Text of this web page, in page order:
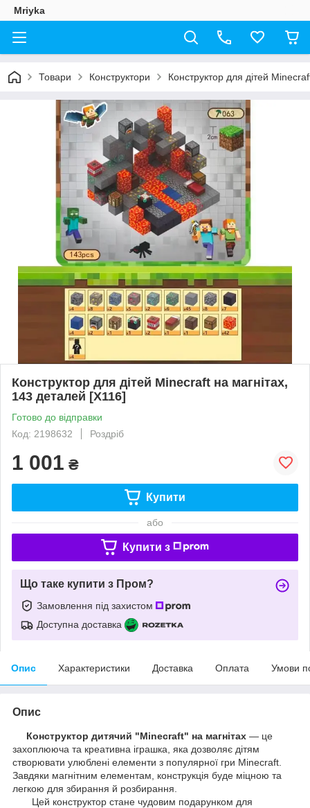
Mriyka
Товари Конструктори Конструктор для дітей
Конструктор для дітей Minecraft на магнітах,
143 деталей [X116]
Готово до відправки
Код: 2198632
Роздріб
1 001 ₴
Купити
або
Купити з
Що таке купити з Пром?
Замовлення під захистом
Доступна доставка
Опис Характеристики Доставка Оплата Умови
Опис
Конструктор дитячий "Minecraft" на магнітах — це
захоплююча та креативна іграшка, яка дозволяє дітям
створювати улюблені елементи з популярної гри Minecraft.
Завдяки магнітним елементам, конструкція буде міцною та
легкою для збирання й розбирання.
Цей конструктор стане чудовим подарунком для